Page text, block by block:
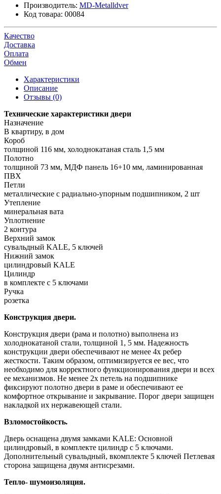
Производитель: MD-Metalldver
Код товара: 00084
Качество
Доставка
Оплата
Обмен
Характеристики
Описание
Отзывы (0)
Технические характеристики двери
Назначение
В квартиру, в дом
Короб
толщиной 116 мм, холоднокатаная сталь 1,5 мм
Полотно
толщиной 73 мм, МДФ панель 16+10 мм, ламинированная
ПВХ
Петли
металлические с радиально-упорным подшипником, 2 шт
Утепление
минеральная вата
Уплотнение
2 контура
Верхний замок
сувальдный KALE, 5 ключей
Нижний замок
цилиндровый KALE
Цилиндр
в комплекте с 5 ключами
Ручка
розетка
Конструкция двери.
Конструкция двери (рама и полотно) выполнена из
холоднокатаной стали, толщиной 1, 5 мм. Надежность
конструкции двери обеспечивают не менее 4х ребер
жесткости. Таким образом, оптимизируется ее вес, что
необходимо для корректного функционирования двери и всех
ее механизмов. Не менее 2х петель на подшипнике
фиксируют полотно двери в раме и обеспечивают ее
комфортное открывание и закрывание. Порог двери защищен
накладкой их нержавеющей стали.
Взломостойкость.
Дверь оснащена двумя замками KALE: Основной
цилиндровый, в комплекте цилиндр с 5 ключами.
Дополнительный сувальдный, вкомплекте 5 ключей Петлевая
сторона защищена двумя антисрезами.
Тепло- шумоизоляция.